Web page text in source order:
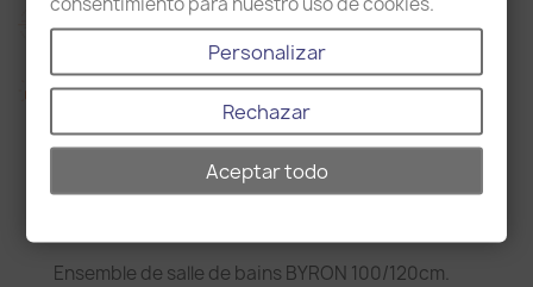
Livraison dans 15 jours
Politique d'expédition et de retour
Ensemble de salle de bains BYRON 100/120cm.
Personalizar
Rechazar
Aceptar todo